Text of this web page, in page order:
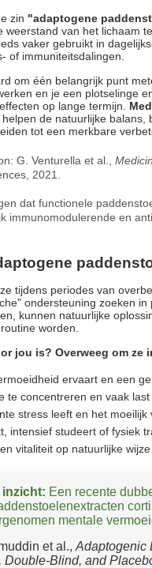
zin "adaptogene
weerstand van het lichaam
vaker gebruikt in
of immuniteitsdalingen.
om één belangrijk punt
en je een plotselinge
op lange termijn.
de natuurlijke balans,
tot een merkbare
G. Venturella et al.,
2021.
dat functionele
immunomodulerende en
tijdens periodes van
ondersteuning zoeken
kunnen natuurlijke
worden.
jou is? Overweeg om ze
ervaart en een
te concentreren en vaak last
stress leeft en het moeilijk
intensief studeert of fysiek
vitaliteit op natuurlijke wijze
Een recente
mentale
et al., Adaptogenic
Double-Blind, and